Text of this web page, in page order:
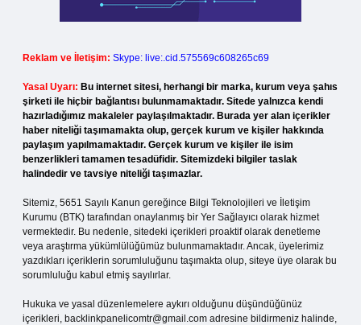
Reklam ve İletişim: Skype: live:.cid.575569c608265c69
Yasal Uyarı: Bu internet sitesi, herhangi bir marka, kurum veya şahıs
şirketi ile hiçbir bağlantısı bulunmamaktadır. Sitede yalnızca kendi
hazırladığımız makaleler paylaşılmaktadır. Burada yer alan içerikler
haber niteliği taşımamakta olup, gerçek kurum ve kişiler hakkında
paylaşım yapılmamaktadır. Gerçek kurum ve kişiler ile isim
benzerlikleri tamamen tesadüfidir. Sitemizdeki bilgiler taslak
halindedir ve tavsiye niteliği taşımazlar.
Sitemiz, 5651 Sayılı Kanun gereğince Bilgi Teknolojileri ve İletişim
Kurumu (BTK) tarafından onaylanmış bir Yer Sağlayıcı olarak hizmet
vermektedir. Bu nedenle, sitedeki içerikleri proaktif olarak denetleme
veya araştırma yükümlülüğümüz bulunmamaktadır. Ancak, üyelerimiz
yazdıkları içeriklerin sorumluluğunu taşımakta olup, siteye üye olarak bu
sorumluluğu kabul etmiş sayılırlar.
Hukuka ve yasal düzenlemelere aykırı olduğunu düşündüğünüz
içerikleri, backlinkpanelicomtr@gmail.com adresine bildirmeniz halinde,